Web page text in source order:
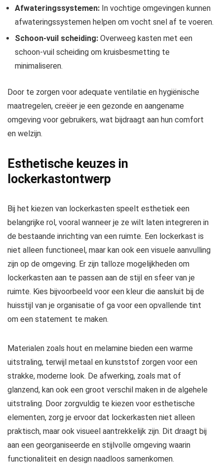
Afwateringssystemen: In vochtige omgevingen kunnen
afwateringssystemen helpen om vocht snel af te voeren.
Schoon-vuil scheiding: Overweeg kasten met een
schoon-vuil scheiding om kruisbesmetting te
minimaliseren.
Door te zorgen voor adequate ventilatie en hygiënische
maatregelen, creëer je een gezonde en aangename
omgeving voor gebruikers, wat bijdraagt aan hun comfort
en welzijn.
Esthetische keuzes in
lockerkastontwerp
Bij het kiezen van lockerkasten speelt esthetiek een
belangrijke rol, vooral wanneer je ze wilt laten integreren in
de bestaande inrichting van een ruimte. Een lockerkast is
niet alleen functioneel, maar kan ook een visuele aanvulling
zijn op de omgeving. Er zijn talloze mogelijkheden om
lockerkasten aan te passen aan de stijl en sfeer van je
ruimte. Kies bijvoorbeeld voor een kleur die aansluit bij de
huisstijl van je organisatie of ga voor een opvallende tint
om een statement te maken.
Materialen zoals hout en melamine bieden een warme
uitstraling, terwijl metaal en kunststof zorgen voor een
strakke, moderne look. De afwerking, zoals mat of
glanzend, kan ook een groot verschil maken in de algehele
uitstraling. Door zorgvuldig te kiezen voor esthetische
elementen, zorg je ervoor dat lockerkasten niet alleen
praktisch, maar ook visueel aantrekkelijk zijn. Dit draagt bij
aan een georganiseerde en stijlvolle omgeving waarin
functionaliteit en design naadloos samenkomen.